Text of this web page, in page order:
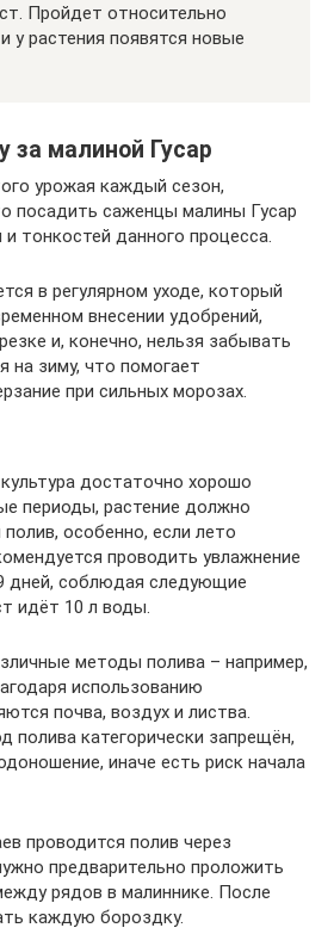
Пройдет относительно
у растения появятся новые
за малиной Гусар
урожая каждый сезон,
посадить саженцы малины Гусар
и тонкостей данного процесса.
в регулярном уходе, который
внесении удобрений,
и, конечно, нельзя забывать
на зиму, что помогает
при сильных морозах.
достаточно хорошо
периоды, растение должно
особенно, если лето
проводить увлажнение
дней, соблюдая следующие
идёт 10 л воды.
методы полива – например,
использованию
почва, воздух и листва.
полива категорически запрещён,
иначе есть риск начала
проводится полив через
предварительно проложить
рядов в малиннике. После
каждую бороздку.